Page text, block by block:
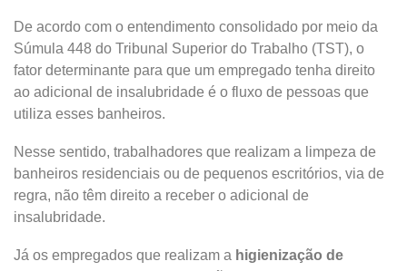
De acordo com o entendimento consolidado por meio da
Súmula 448 do Tribunal Superior do Trabalho (TST), o
fator determinante para que um empregado tenha direito
ao adicional de insalubridade é o fluxo de pessoas que
utiliza esses banheiros.
Nesse sentido, trabalhadores que realizam a limpeza de
banheiros residenciais ou de pequenos escritórios, via de
regra, não têm direito a receber o adicional de
insalubridade.
Já os empregados que realizam a higienização de